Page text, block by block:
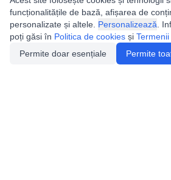
funcționalitățile de bază, afișarea de
personalizate și altele. Personalizează .
poți găsi în Politica de cookies și
Permite doar esențiale
Permite